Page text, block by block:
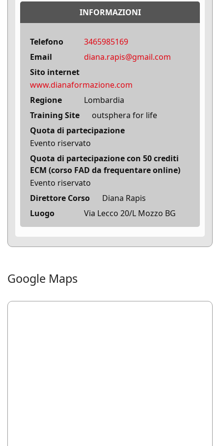
INFORMAZIONI
Telefono
3465985169
Email
diana.rapis@gmail.com
Sito internet
www.dianaformazione.com
Regione
Lombardia
Training Site
outsphera for life
Quota di partecipazione
Evento riservato
Quota di partecipazione con 50 crediti
ECM (corso FAD da frequentare online)
Evento riservato
Direttore Corso
Diana Rapis
Luogo
Via Lecco 20/L Mozzo BG
Google Maps